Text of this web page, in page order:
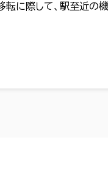
転に際して、駅至近